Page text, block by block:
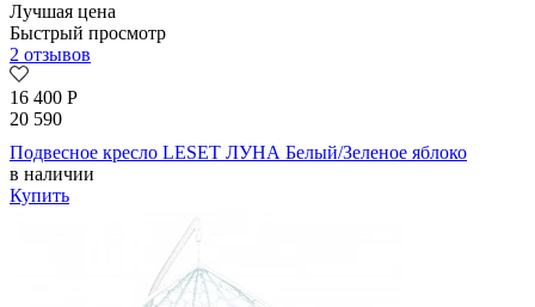
Лучшая цена
Быстрый просмотр
2 отзывов
16 400 Р
20 590
Подвесное кресло LESET ЛУНА Белый/Зеленое яблоко
в наличии
Купить